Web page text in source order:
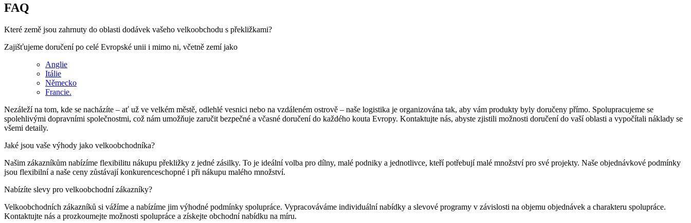
FAQ
Které země jsou zahrnuty do oblasti dodávek vašeho velkoobchodu s překližkami?
Zajišťujeme doručení po celé Evropské unii i mimo ni, včetně zemí jako
Anglie
Itálie
Německo
Francie.
Nezáleží na tom, kde se nacházíte – ať už ve velkém městě, odlehlé vesnici nebo na vzdáleném ostrově – naše logistika je organizována tak, aby vám produkty byly doručeny přímo. Spolupracujeme se
spolehlivými dopravními společnostmi, což nám umožňuje zaručit bezpečné a včasné doručení do každého kouta Evropy. Kontaktujte nás, abyste zjistili možnosti doručení do vaší oblasti a vypočítali náklady se
všemi detaily.
Jaké jsou vaše výhody jako velkoobchodníka?
Našim zákazníkům nabízíme flexibilitu nákupu překližky z jedné zásilky. To je ideální volba pro dílny, malé podniky a jednotlivce, kteří potřebují malé množství pro své projekty. Naše objednávkové podmínky
jsou flexibilní a naše ceny zůstávají konkurenceschopné i při nákupu malého množství.
Nabízíte slevy pro velkoobchodní zákazníky?
Velkoobchodních zákazníků si vážíme a nabízíme jim výhodné podmínky spolupráce. Vypracováváme individuální nabídky a slevové programy v závislosti na objemu objednávek a charakteru spolupráce.
Kontaktujte nás a prozkoumejte možnosti spolupráce a získejte obchodní nabídku na míru.